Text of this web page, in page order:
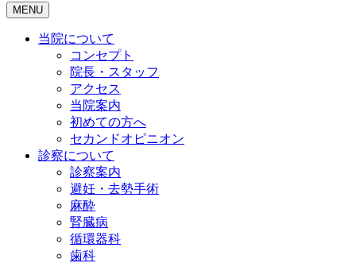
MENU
当院について
コンセプト
院長・スタッフ
アクセス
当院案内
初めての方へ
セカンドオピニオン
診察について
診察案内
避妊・去勢手術
麻酔
腎臓病
循環器科
歯科